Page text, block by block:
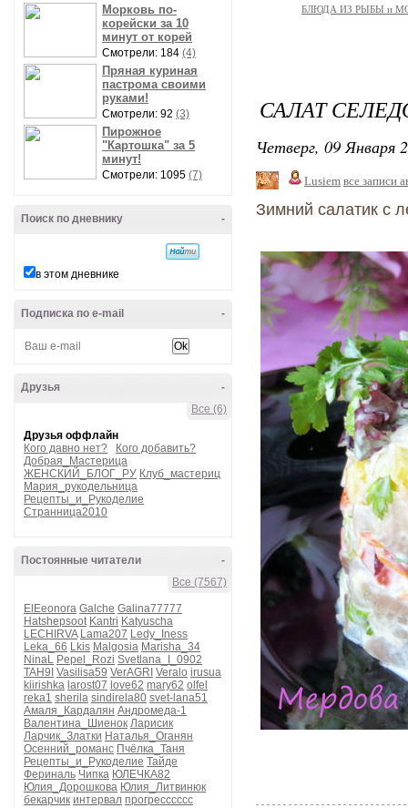
Морковь по-
корейски за 10
минут от корей
Смотрели: 184 (4)
Пряная куриная
пастрома своими
руками!
Смотрели: 92 (3)
Пирожное
"Картошка" за 5
минут!
Смотрели: 1095 (7)
-
Поиск по дневнику
в этом дневнике
-
Подписка по e-mail
-
Друзья
Все (6)
Друзья оффлайн
Кого давно нет?
Кого добавить?
Добрая_Мастерица
ЖЕНСКИЙ_БЛОГ_РУ Клуб_мастериц
Мария_рукодельница
Рецепты_и_Рукоделие
Странница2010
-
Постоянные читатели
Все (7567)
ElEeonora Galche Galina77777
Hatshepsoot Kantri Katyuscha
LECHIRVA Lama207 Ledy_Iness
Leka_66 Lkis Malgosia Marisha_34
NinaL Pepel_Rozi Svetlana_I_0902
TAH9I Vasilisa59 VerAGRI Veralo irusua
kiirishka larost07 love62 mary62 olfel
reka1 sherila sindirela80 svet-lana51
Амаля_Кардалян Андромеда-1
Валентина_Шиенок Ларисик
Ларчик_Златки Наталья_Оганян
Осенний_романс Пчёлка_Таня
Рецепты_и_Рукоделие Тайде
Фериналь Чипка ЮЛЕЧКА82
Юлия_Дорошкова Юлия_Литвинюк
бекарчик интервал прогресссссс
БЛЮДА ИЗ РЫБЫ и
САЛАТ
Четверг, 09 Января
Lusiem все записи
Зимний салатик с